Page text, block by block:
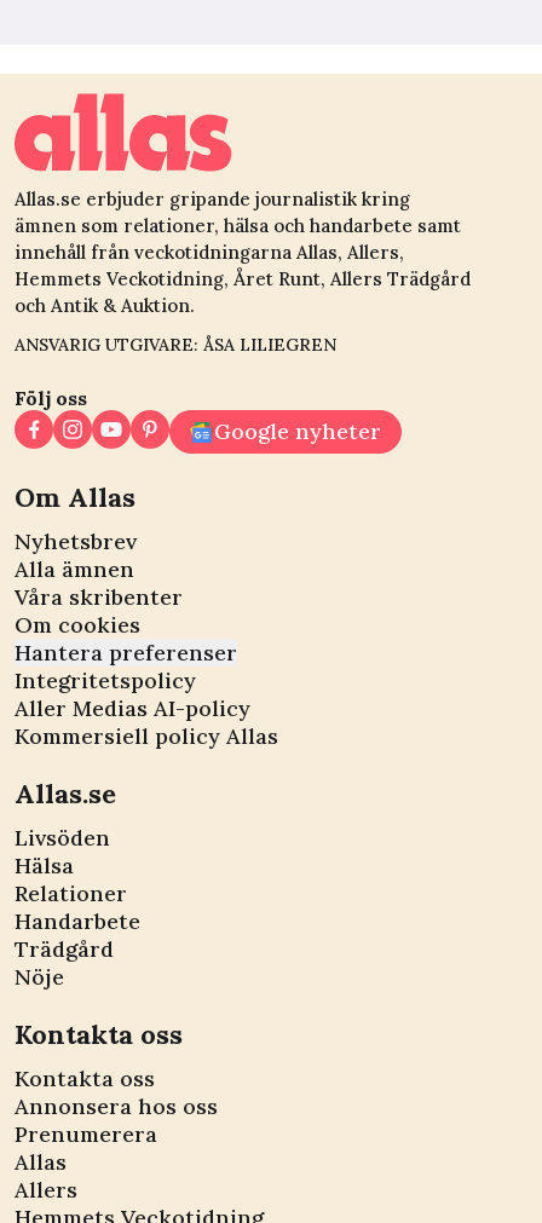
Allas.se erbjuder gripande journalistik kring
ämnen som relationer, hälsa och handarbete samt
innehåll från veckotidningarna Allas, Allers,
Hemmets Veckotidning, Året Runt, Allers Trädgård
och Antik & Auktion.
ANSVARIG UTGIVARE: ÅSA LILIEGREN
Följ oss
Google nyheter
Om Allas
Nyhetsbrev
Alla ämnen
Våra skribenter
Om cookies
Hantera preferenser
Integritetspolicy
Aller Medias AI-policy
Kommersiell policy Allas
Allas.se
Livsöden
Hälsa
Relationer
Handarbete
Trädgård
Nöje
Kontakta oss
Kontakta oss
Annonsera hos oss
Prenumerera
Allas
Allers